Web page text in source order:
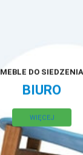
MEBLE DO SIEDZENIA
BIURO
WIĘCEJ